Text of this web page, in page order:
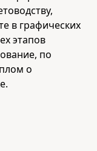
в графических
этапов
по
о